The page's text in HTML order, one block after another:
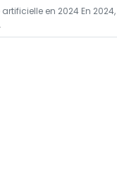
en 2024 En 2024,